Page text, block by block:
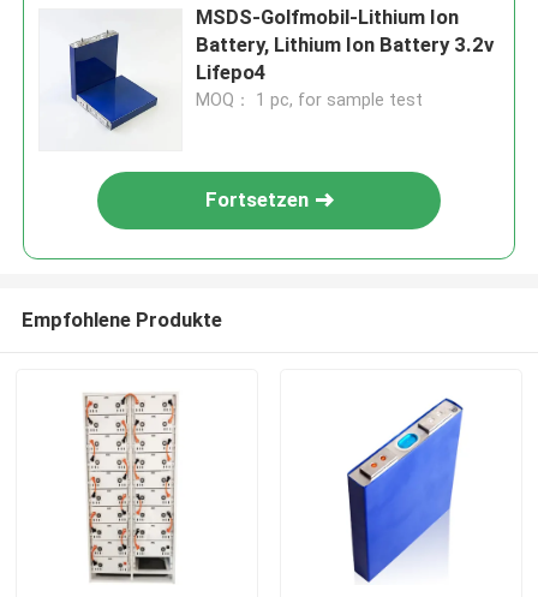
MSDS-Golfmobil-Lithium Ion
Battery, Lithium Ion Battery 3.2v
Lifepo4
MOQ： 1 pc, for sample test
Fortsetzen
Empfohlene Produkte